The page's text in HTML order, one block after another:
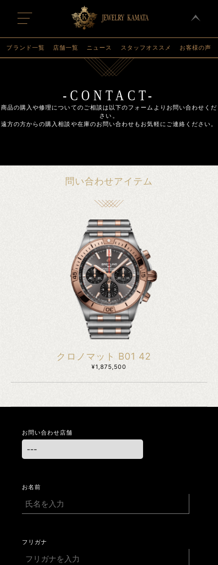
t
o
g
l
n
t
i
n
ブランド一覧 店舗一覧 ニュース スタッフオススメ お客様の声
-CONTACT-
商品の購入や修理についてのご相談は以下のフォームよりお問い合わせくだ
さい。
遠方の方からの購入相談や在庫のお問い合わせもお気軽にご連絡ください。
問い合わせアイテム
クロノマット B01 42
¥1,875,500
お問い合わせ店舗
お名前
フリガナ